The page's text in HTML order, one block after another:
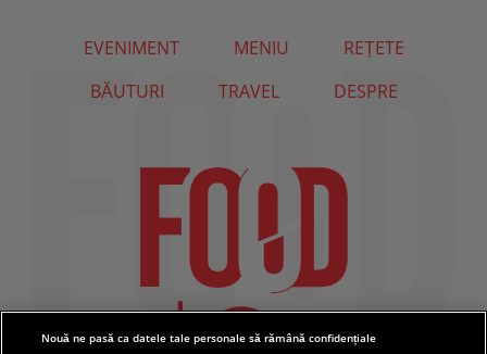
EVENIMENT MENIU
REȚETE
BĂUTURI
TRAVEL DESPRE
Nouă ne pasă ca datele tale personale să rămână confidențiale